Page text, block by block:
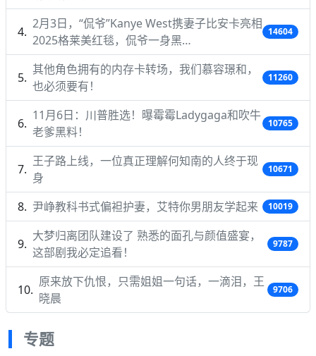
2月3日，“侃爷”Kanye West携妻子比安卡亮相
2025格莱美红毯，侃爷一身黑…
14604
其他角色拥有的内存卡转场，我们慕容璟和，
也必须要有！
11260
11月6日：川普胜选！曝霉霉Ladygaga和吹牛
老爹黑料！
10765
王子路上线，一位真正理解何知南的人终于现
身
10671
尹峥教科书式偏袒护妻，艾特你男朋友学起来 10019
大梦归离团队建设了 熟悉的面孔与颜值盛宴，
这部剧我必定追看！
9787
原来放下仇恨，只需姐姐一句话，一滴泪，王
晓晨
9706
专题